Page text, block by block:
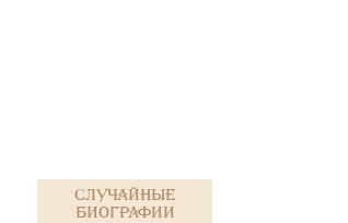
Случайные
биографии